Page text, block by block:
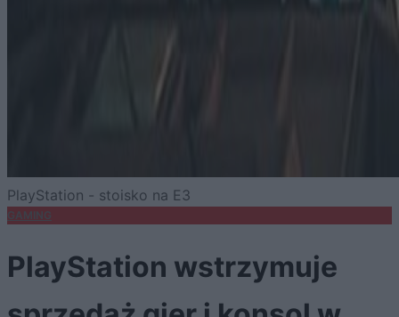
PlayStation - stoisko na E3
PlayStation wstrzymuje